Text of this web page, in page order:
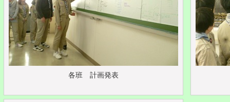
各班 計画発表